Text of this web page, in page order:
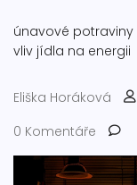
únavové potraviny
vliv jídla na energii
Eliška Horáková
0 Komentáře